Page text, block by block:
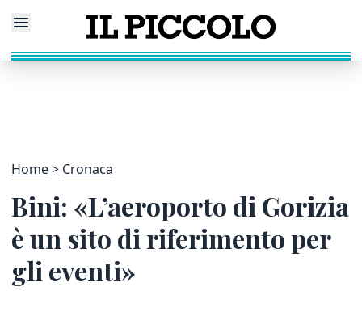
Home Cronaca
Bini: «L’aeroporto di Gorizia
è un sito di riferimento per
gli eventi»